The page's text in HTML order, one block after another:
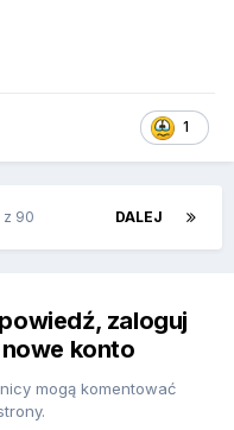
1
DALEJ
z 90
zaloguj
konto
mogą komentować